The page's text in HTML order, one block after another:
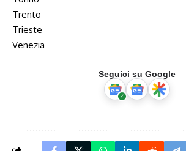
Trento
Trieste
Venezia
Seguici su Google